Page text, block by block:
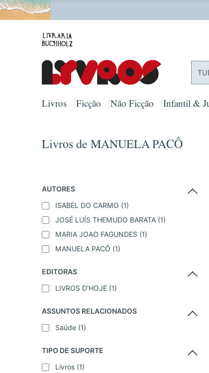
Livros Ficção Não Ficção Infantil &
Livros de MANUELA PACÔ
AUTORES
ISABEL DO CARMO (1)
JOSÉ LUÍS THEMUDO BARATA (1)
MARIA JOAO FAGUNDES (1)
MANUELA PACÔ (1)
EDITORAS
LIVROS D'HOJE (1)
ASSUNTOS RELACIONADOS
Saúde (1)
TIPO DE SUPORTE
Livros (1)